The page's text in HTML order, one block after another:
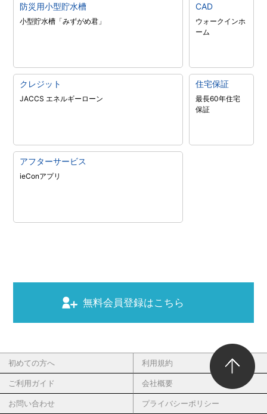
防災用小型貯水槽
小型貯水槽「みずがめ君」
CAD
ウォークインホ
ーム
クレジット
JACCS エネルギーローン
住宅保証
最長60年住宅
保証
アフターサービス
ieConアプリ
無料会員登録はこちら
初めての方へ 利用規約
ご利用ガイド 会社概要
お問い合わせ プライバシーポリシー